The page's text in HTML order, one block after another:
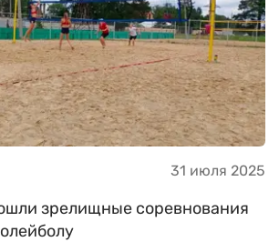
31 июля 2025
зрелищные соревнования